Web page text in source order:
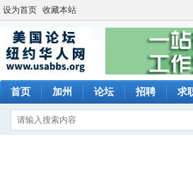
设为首页 收藏本站
首页 加州 论坛 招聘 求